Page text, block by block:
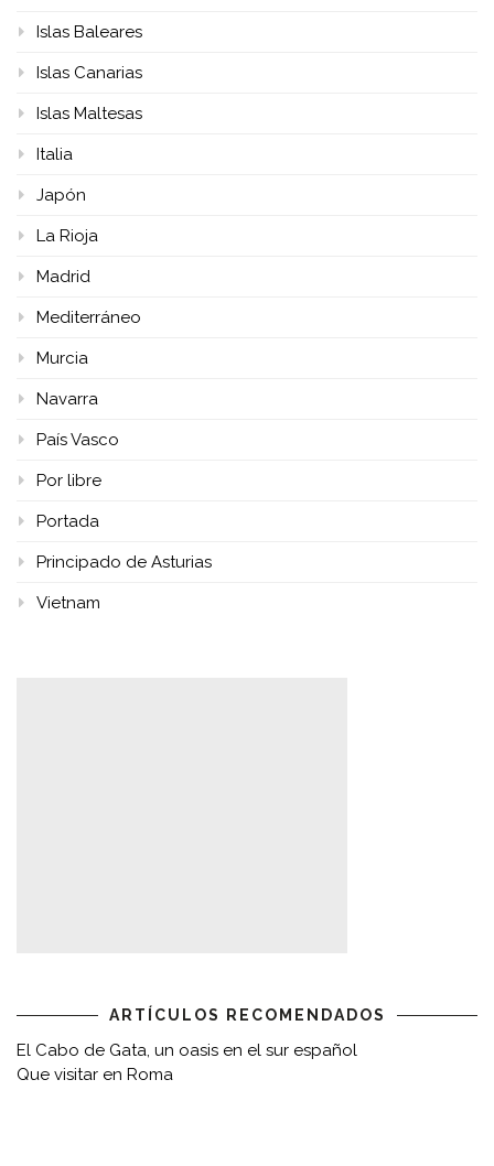
Islas Baleares
Islas Canarias
Islas Maltesas
Italia
Japón
La Rioja
Madrid
Mediterráneo
Murcia
Navarra
País Vasco
Por libre
Portada
Principado de Asturias
Vietnam
ARTÍCULOS RECOMENDADOS
El Cabo de Gata, un oasis en el sur español
Que visitar en Roma